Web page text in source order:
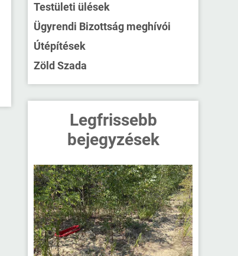
Testületi ülések
Ügyrendi Bizottság meghívói
Útépítések
Zöld Szada
Legfrissebb
bejegyzések